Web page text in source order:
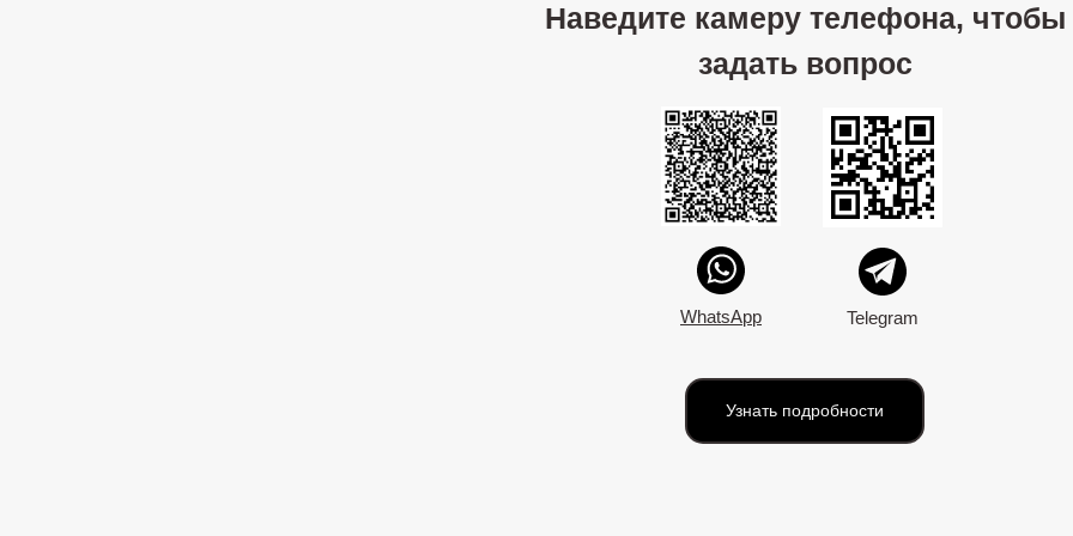
Наведите камеру телефона, чтобы
задать вопрос
WhatsApp
Узнать подробности
Telegram